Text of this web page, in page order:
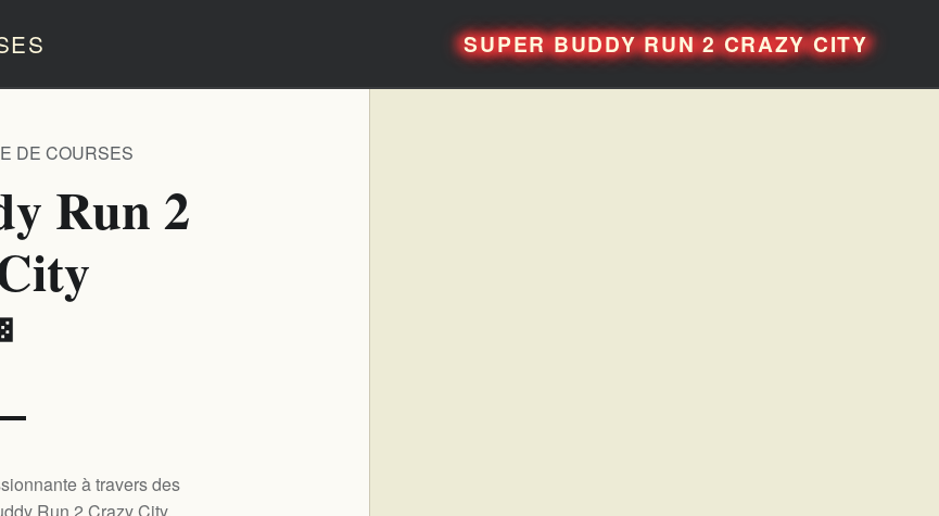
SUPER BUDDY RUN 2 CRAZY CITY
Run 2
DE COURSES
à travers des
Run 2 Crazy City.